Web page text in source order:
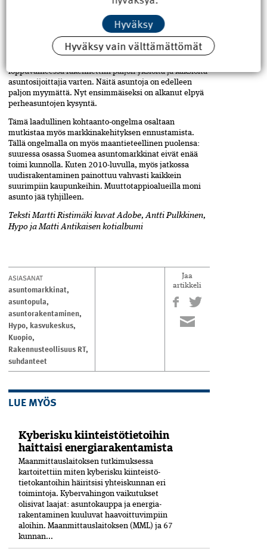
tulevina vuosina markkinoilla voi olla jonkinasteista
niukkuutta uusista asunnoista, mutta suoranaista pulaa
ei ole näköpiirissä.
loppuvaiheessa rakennettiin paljon yksiöitä ja kaksioita
asunto­sijoittajia varten. Näitä asuntoja on edelleen
paljon myymättä. Nyt ensimmäiseksi on alkanut elpyä
perheasuntojen kysyntä.
Tämä laadullinen kohtaanto-ongelma osaltaan
mutkistaa myös markkinakehityksen ennustamista.
Tällä ongelmalla on myös maantieteellinen puolensa:
suuressa osassa Suomea asuntomarkkinat eivät enää
toimi kunnolla. Kuten 2010-luvulla, myös jatkossa
uudisrakentaminen painottuu vahvasti kaikkein
suurimpiin kaupunkeihin. Muuttotappioalueilla moni
asunto jää tyhjilleen.
Teksti Martti Ristimäki kuvat Adobe, Antti Pulkkinen,
Hypo ja Matti Antikaisen kotialbumi
ASIASANAT
asuntomarkkinat,
asuntopula,
asuntorakentaminen,
Hypo, kasvukeskus,
Kuopio,
Rakennusteollisuus RT,
suhdanteet
Jaa
artikkeli
LUE MYÖS
Kyberisku kiinteistötietoihin
haittaisi energiarakentamista
Maanmittauslaitoksen tutkimuksessa
kartoitettiin miten kyberisku kiinteistö­
tietokantoihin häiritsisi yhteiskunnan eri
toimintoja. Kyber­vahingon vaikutukset
olisivat laajat: asuntokauppa ja energia­
rakentaminen kuuluvat haavoittuvimpiin
aloihin. Maanmittauslaitoksen (MML) ja 67
kunnan...
Hyväksy
Hyväksy vain välttämättömät